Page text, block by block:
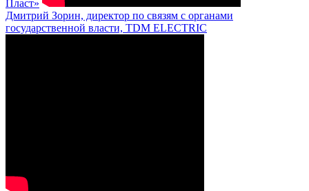
Пласт»
Дмитрий Зорин, директор по связям с органами
государственной власти, TDM ELECTRIC